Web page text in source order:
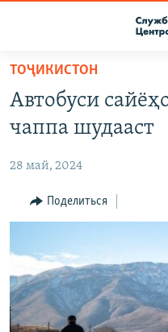
Вернуться
основному
содержанию
навигации
Вернутся
поиску
О ПРОЕКТЕ
ПОДПИСКА
RFE/RL ДИРЕКТ
НАСТОЯЩЕЕ ВРЕМЯ
ТОҶИКИСТОН
Автобуси
чаппа шудааст
28 май, 2024
Поделиться